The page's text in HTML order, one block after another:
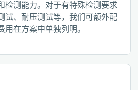
检测能力。对于有特殊检测要求
试、耐压测试等，我们可额外配
用在方案中单独列明。